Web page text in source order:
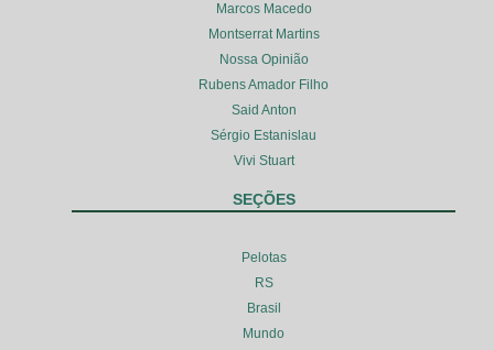
Marcos Macedo
Montserrat Martins
Nossa Opinião
Rubens Amador Filho
Said Anton
Sérgio Estanislau
Vivi Stuart
SEÇÕES
Pelotas
RS
Brasil
Mundo